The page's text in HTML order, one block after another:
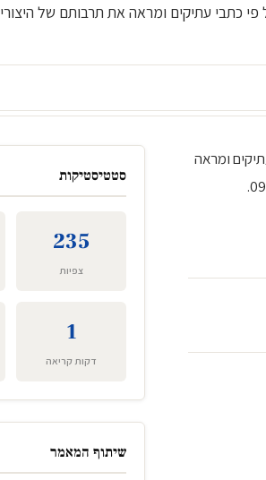
כתבי עתיקים ומראה את תרבותם של
ומראה
סטטיסטיקות
235
צפיות
1
דקות קריאה
שיתוף המאמר